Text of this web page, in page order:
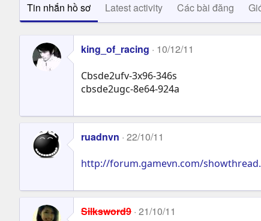
Tin nhắn hồ sơ Latest activity Các bài đăng
king_of_racing 10/12/11
Cbsde2ufv-3x96-346s
cbsde2ugc-8e64-924a
ruadnvn 22/10/11
http://forum.gamevn.com/
Silksword9 21/10/11